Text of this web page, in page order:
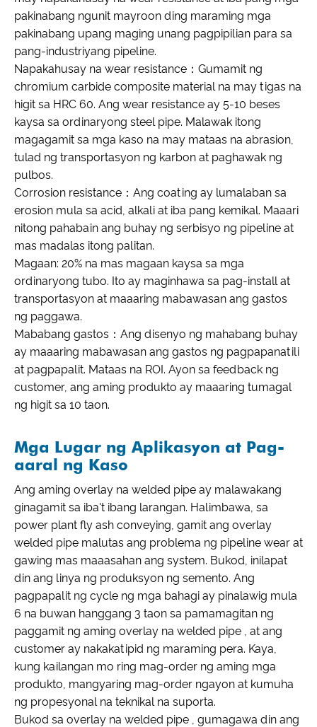
pakinabang ngunit mayroon ding maraming mga
pakinabang upang maging unang pagpipilian para sa
pang-industriyang pipeline.
Napakahusay na wear resistance：Gumamit ng
chromium carbide composite material na may tigas na
higit sa HRC 60. Ang wear resistance ay 5-10 beses
kaysa sa ordinaryong steel pipe. Malawak itong
magagamit sa mga kaso na may mataas na abrasion,
tulad ng transportasyon ng karbon at paghawak ng
pulbos.
Corrosion resistance：Ang coating ay lumalaban sa
erosion mula sa acid, alkali at iba pang kemikal. Maaari
nitong pahabain ang buhay ng serbisyo ng pipeline at
mas madalas itong palitan.
Magaan: 20% na mas magaan kaysa sa mga
ordinaryong tubo. Ito ay maginhawa sa pag-install at
transportasyon at maaaring mabawasan ang gastos
ng paggawa.
Mababang gastos：Ang disenyo ng mahabang buhay
ay maaaring mabawasan ang gastos ng pagpapanatili
at pagpapalit. Mataas na ROI. Ayon sa feedback ng
customer, ang aming produkto ay maaaring tumagal
ng higit sa 10 taon.
Mga Lugar ng Aplikasyon at Pag-
aaral ng Kaso
Ang aming overlay na welded pipe ay malawakang
ginagamit sa iba't ibang larangan. Halimbawa, sa
power plant fly ash conveying, gamit ang overlay
welded pipe malutas ang problema ng pipeline wear at
gawing mas maaasahan ang system. Bukod, inilapat
din ang linya ng produksyon ng semento. Ang
pagpapalit ng cycle ng mga bahagi ay pinalawig mula
6 na buwan hanggang 3 taon sa pamamagitan ng
paggamit ng aming overlay na welded pipe , at ang
customer ay nakakatipid ng maraming pera. Kaya,
kung kailangan mo ring mag-order ng aming mga
produkto, mangyaring mag-order ngayon at kumuha
ng propesyonal na teknikal na suporta.
Bukod sa overlay na welded pipe , gumagawa din ang